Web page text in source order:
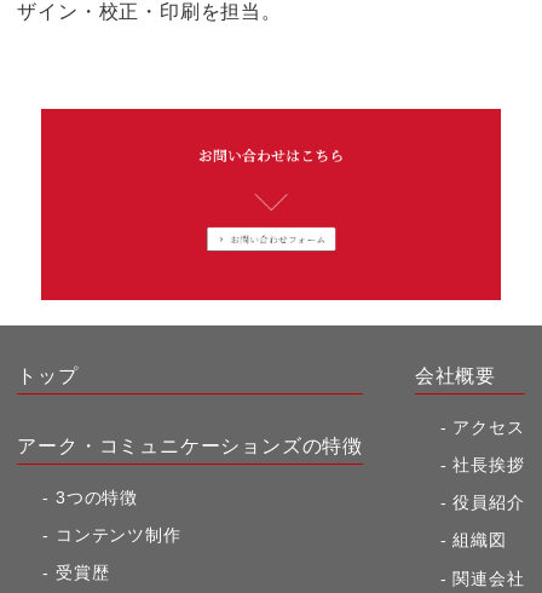
ザイン・校正・印刷を担当。
トップ
アーク・コミュニケーションズの特徴
3つの特徴
コンテンツ制作
受賞歴
会社概要
アクセス
社長挨拶
役員紹介
組織図
関連会社